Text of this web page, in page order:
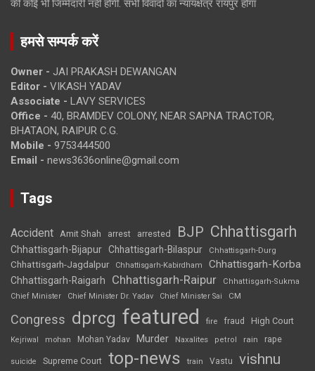
की कोई भी जिम्मेदारी नहीं होगी. सभी विवादों का न्यायक्षेत्र रायपुर होगा
हमसे सम्पर्क करें
Owner - JAI PRAKASH DEWANGAN
Editor - VIKASH YADAV
Associate - LAVY SERVICES
Office - 40, BRAMDEV COLONY, NEAR SAPNA TRACTOR,
BHATAON, RAIPUR C.G.
Mobile - 9753444500
Email - news3636online@gmail.com
Tags
Accident Amit Shah arrest arrested BJP Chhattisgarh
Chhattisgarh-Bijapur Chhattisgarh-Bilaspur Chhattisgarh-Durg
Chhattisgarh-Jagdalpur Chhattisgarh-Kabirdham Chhattisgarh-Korba
Chhattisgarh-Raigarh Chhattisgarh-Raipur
Chhattisgarh-Sukma
Chief Minister
Chief Minister Dr. Yadav Chief Minister Sai CM
Congress dprcg featured fire fraud High Court
Kejriwal mohan Mohan Yadav Murder Naxalites petrol rain rape
suicide Supreme Court top-news train Vastu vishnu